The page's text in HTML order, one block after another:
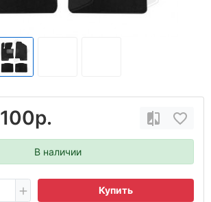
100р.
В наличии
Купить